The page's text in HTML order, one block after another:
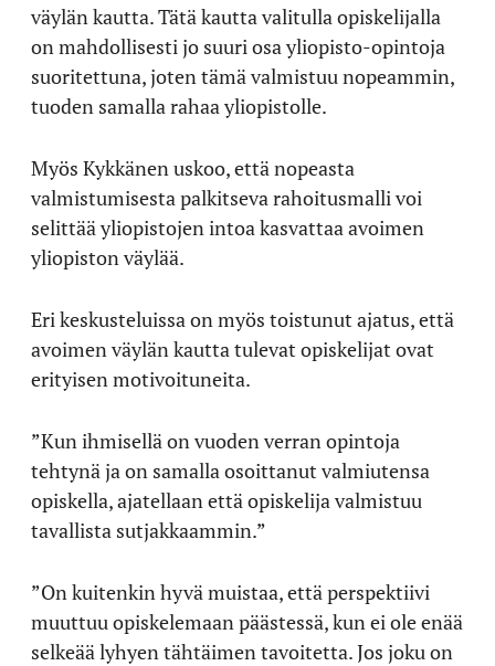
väylän kautta. Tätä kautta valitulla opiskelijalla
on mahdollisesti jo suuri osa yliopisto-opintoja
suoritettuna, joten tämä valmistuu nopeammin,
tuoden samalla rahaa yliopistolle.
Myös Kykkänen uskoo, että nopeasta
valmistumisesta palkitseva rahoitusmalli voi
selittää yliopistojen intoa kasvattaa avoimen
yliopiston väylää.
Eri keskusteluissa on myös toistunut ajatus, että
avoimen väylän kautta tulevat opiskelijat ovat
erityisen motivoituneita.
”Kun ihmisellä on vuoden verran opintoja
tehtynä ja on samalla osoittanut valmiutensa
opiskella, ajatellaan että opiskelija valmistuu
tavallista sutjakkaammin.”
”On kuitenkin hyvä muistaa, että perspektiivi
muuttuu opiskelemaan päästessä, kun ei ole enää
selkeää lyhyen tähtäimen tavoitetta. Jos joku on